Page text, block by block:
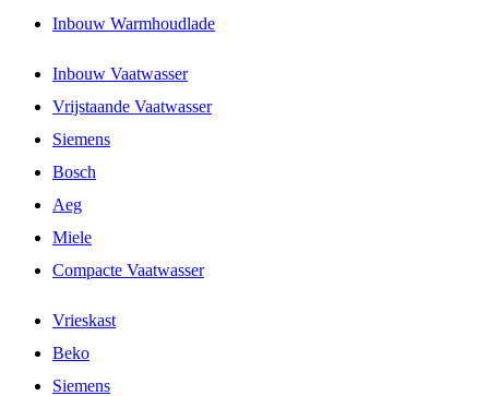
Inbouw Warmhoudlade
Inbouw Vaatwasser
Vrijstaande Vaatwasser
Siemens
Bosch
Aeg
Miele
Compacte Vaatwasser
Vrieskast
Beko
Siemens